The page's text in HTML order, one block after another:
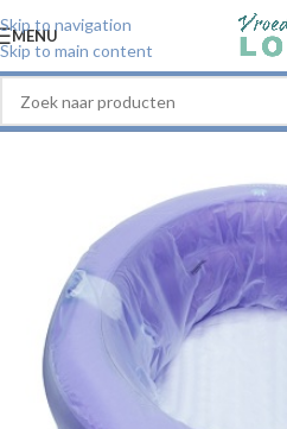
Skip to navigation
Skip to main content
MENU